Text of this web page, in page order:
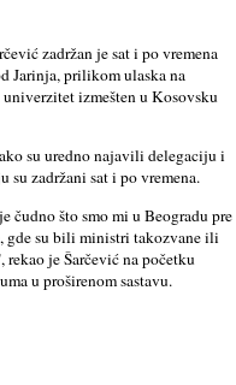
zadržan je sat i po vremena
Jarinja, prilikom ulaska na
izmešten u Kosovsku
su uredno najavili delegaciju i
su zadržani sat i po vremena.
čudno što smo mi u Beogradu pre
gde su bili ministri takozvane ili
je Šarčević na početku
u proširenom sastavu.